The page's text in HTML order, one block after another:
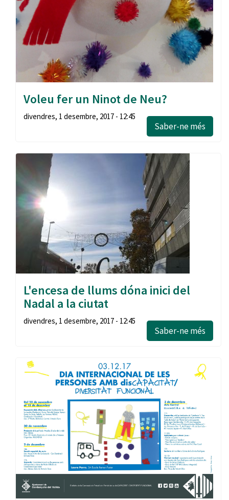
Voleu fer un Ninot de Neu?
divendres, 1 desembre, 2017 - 12:45
Saber-ne més
L'encesa de llums dóna inici del
Nadal a la ciutat
divendres, 1 desembre, 2017 - 12:45
Saber-ne més